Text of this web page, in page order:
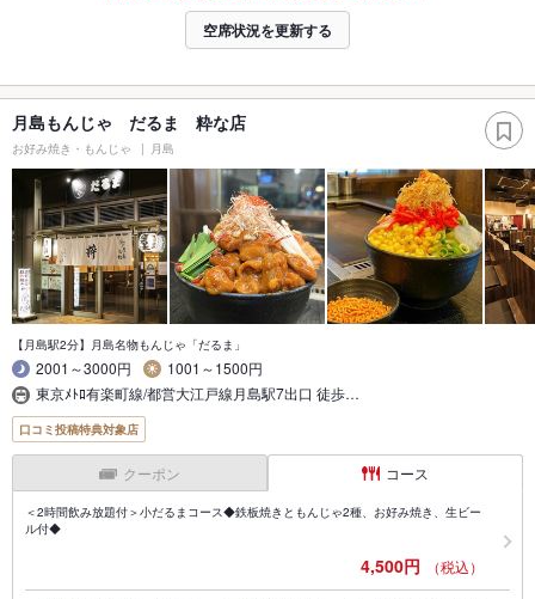
空席状況を更新する
月島もんじゃ だるま 粋な店
お好み焼き・もんじゃ 月島
【月島駅2分】月島名物もんじゃ「だるま」
2001～3000円
1001～1500円
東京ﾒﾄﾛ有楽町線/都営大江戸線月島駅7出口 徒歩…
口コミ投稿特典対象店
クーポン コース
＜2時間飲み放題付＞小だるまコース◆鉄板焼きともんじゃ2種、お好み焼き、生ビー
ル付◆
4,500円 （税込）